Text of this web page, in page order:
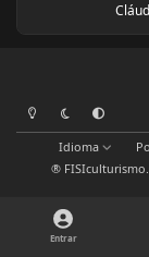
Modo ClaroModo EscuroPreferência
Idioma
®
Entrar